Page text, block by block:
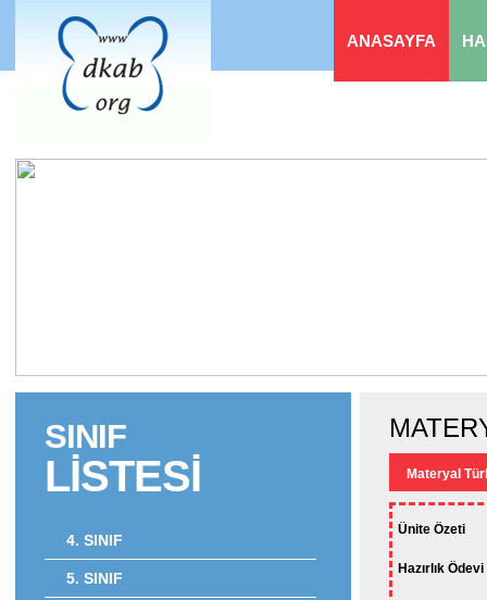
ANASAYFA
SINIF
LİSTESİ
4. SINIF
5. SINIF
Materyal
Ünite Özeti
Hazırlık Ödevi